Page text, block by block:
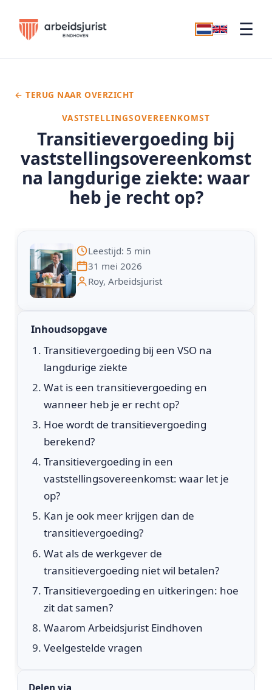
☰
Transitievergoeding bij
vaststellingsovereenkomst
na langdurige ziekte: waar
heb je recht op?
← TERUG NAAR OVERZICHT
VASTSTELLINGSOVEREENKOMST
Leestijd: 5 min
31 mei 2026
Roy, Arbeidsjurist
Inhoudsopgave
Transitievergoeding bij een VSO na
langdurige ziekte
Wat is een transitievergoeding en
wanneer heb je er recht op?
Hoe wordt de transitievergoeding
berekend?
Transitievergoeding in een
vaststellingsovereenkomst: waar let je
op?
Kan je ook meer krijgen dan de
transitievergoeding?
Wat als de werkgever de
transitievergoeding niet wil betalen?
Transitievergoeding en uitkeringen: hoe
zit dat samen?
Waarom Arbeidsjurist Eindhoven
Veelgestelde vragen
Delen via